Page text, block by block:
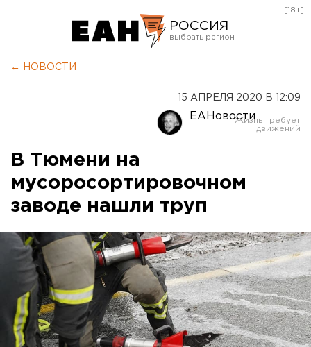
РОССИЯ
Оренбург
[18+]
← НОВОСТИ
15 АПРЕЛЯ 2020 В 12:09
ЕАНовости
В Тюмени на
мусоросортировочном
заводе нашли труп